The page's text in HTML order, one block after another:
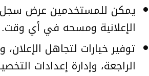
يمكن للمستخدمين عرض سجل
الإعلانية ومسحه في أي وقت.
توفير خيارات لتجاهل
الراجعة، وإدارة إعدادات